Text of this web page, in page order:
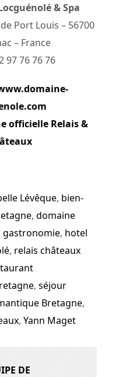
& Spa
Port Louis – 56700
– France
97 76 76 76
officielle Relais &
Lévêque, bien-
, domaine
gastronomie, hotel
, relais châteaux
, séjour
Bretagne,
, Yann Maget
DE